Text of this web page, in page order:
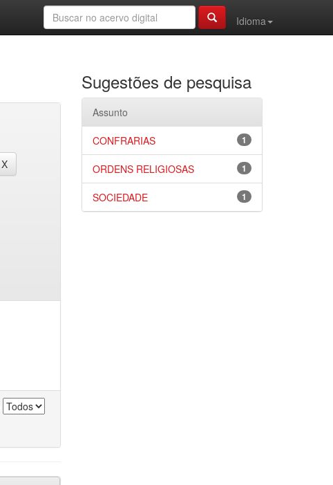
Idioma
Sugestões de pesquisa
Assunto
1
CONFRARIAS
1
ORDENS RELIGIOSAS
1
SOCIEDADE